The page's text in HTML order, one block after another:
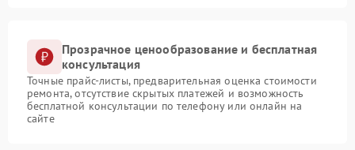
Прозрачное ценообразование и бесплатная
консультация
Точные прайс-листы, предварительная оценка стоимости
ремонта, отсутствие скрытых платежей и возможность
бесплатной консультации по телефону или онлайн на
сайте